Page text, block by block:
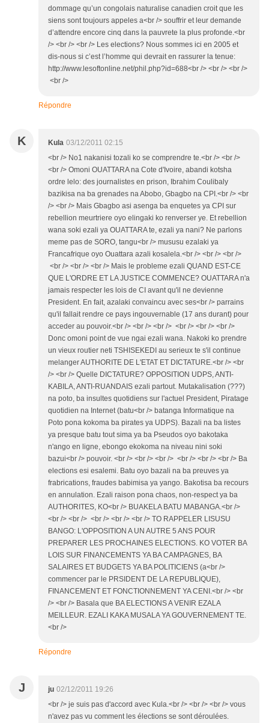
dommage qu’un congolais naturalise canadien croit que les
siens sont toujours appeles a<br /> souffrir et leur demande
d’attendre encore cinq dans la pauvrete la plus profonde.<br
/> <br /> <br /> Les elections? Nous sommes ici en 2005 et
dis-nous si c’est l’homme qui devrait en rassurer la tenue:
http://www.lesoftonline.net/phil.php?id=688<br /> <br /> <br />
<br />
Répondre
K Kula 03/12/2011 02:15
<br /> No1 nakanisi tozali ko se comprendre te.<br /> <br />
<br /> Omoni OUATTARA na Cote d'Ivoire, abandi kotsha
ordre lelo: des journalistes en prison, Ibrahim Coulibaly
bazikisa na ba grenades na Abobo, Gbagbo na CPI.<br /> <br
/> <br /> Mais Gbagbo asi asenga ba enquetes ya CPI sur
rebellion meurtriere oyo elingaki ko renverser ye. Et rebellion
wana soki ezali ya OUATTARA te, ezali ya nani? Ne parlons
meme pas de SORO, tangu<br /> mususu ezalaki ya
Francafrique oyo Ouattara azali kosalela.<br /> <br /> <br />
<br /> <br /> <br /> Mais le probleme ezali QUAND EST-CE
QUE L'ORDRE ET LA JUSTICE COMMENCE? OUATTARA n'a
jamais respecter les lois de CI avant qu'il ne devienne
President. En fait, azalaki convaincu avec ses<br /> parrains
qu'il fallait rendre ce pays ingouvernable (17 ans durant) pour
acceder au pouvoir.<br /> <br /> <br /> <br /> <br /> <br />
Donc omoni point de vue ngai ezali wana. Nakoki ko prendre
un vieux routier neti TSHISEKEDI au serieux te s'il continue
melanger AUTHORITE DE L'ETAT ET DICTATURE.<br /> <br
/> <br /> Quelle DICTATURE? OPPOSITION UDPS, ANTI-
KABILA, ANTI-RUANDAIS ezali partout. Mutakalisation (???)
na poto, ba insultes quotidiens sur l'actuel President, Piratage
quotidien na Internet (batu<br /> batanga Informatique na
Poto pona kokoma ba pirates ya UDPS). Bazali na ba listes
ya presque batu tout sima ya ba Pseudos oyo bakotaka
n'ango en ligne, ebongo ekokoma na niveau nini soki
bazui<br /> pouvoir. <br /> <br /> <br /> <br /> <br /> <br /> Ba
elections esi esalemi. Batu oyo bazali na ba preuves ya
frabrications, fraudes babimisa ya yango. Bakotisa ba recours
en annulation. Ezali raison pona chaos, non-respect ya ba
AUTHORITES, KO<br /> BUAKELA BATU MABANGA.<br />
<br /> <br /> <br /> <br /> <br /> TO RAPPELER LISUSU
BANGO: L'OPPOSITION A UN AUTRE 5 ANS POUR
PREPARER LES PROCHAINES ELECTIONS. KO VOTER BA
LOIS SUR FINANCEMENTS YA BA CAMPAGNES, BA
SALAIRES ET BUDGETS YA BA POLITICIENS (a<br />
commencer par le PRSIDENT DE LA REPUBLIQUE),
FINANCEMENT ET FONCTIONNEMENT YA CENI.<br /> <br
/> <br /> Basala que BA ELECTIONS A VENIR EZALA
MEILLEUR. EZALI KAKA MUSALA YA GOUVERNEMENT TE.
<br />
Répondre
J ju 02/12/2011 19:26
<br /> je suis pas d'accord avec Kula.<br /> <br /> <br /> vous
n'avez pas vu comment les élections se sont déroulées.